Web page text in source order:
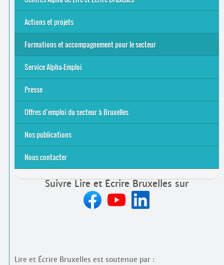
Actions et projets
Alpha-Jeux
Arts & Alpha
Jeudis du Cinéma
Le projet Alpha-TIC
Notre projet FSE
Tac-TIC Emploi
Formations et accompagnement pour le secteur
S’initier
Se former
Se rencontrer
Être accompagné·e
Service Alpha-Emploi
Équipe et contacts
Accompagnement individuel
Accompagnement collectif
Folder Service Alpha-Emploi
Presse
2021
2024
2025
Offres d’emploi du secteur à Bruxelles
Emplois rémunérés
Bénévolat
Candidature spontanée à Lire et Écrire Bruxelles
Nos publications
Nous contacter
Suivre Lire et Écrire Bruxelles sur
Lire et Écrire Bruxelles est soutenue par :